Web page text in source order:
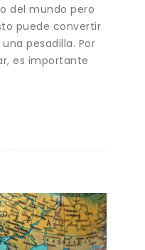
del mundo pero
puede convertir
pesadilla. Por
es importante